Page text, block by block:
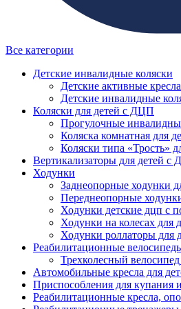
Все категории
Детские инвалидные коляски
Детские активные
Детские инвалидные
Коляски для детей с ДЦП
Прогулочные
Коляска комнатная для
Коляски типа «Трость»
Вертикализаторы для детей с
Ходунки
Заднеопорные ходунки
Переднеопорные
Ходунки детские дцп с
Ходунки на колесах для
Ходунки роллаторы для
Реабилитационные
Трехколесный
Автомобильные кресла для
Приспособления для купания
Реабилитационные кресла,